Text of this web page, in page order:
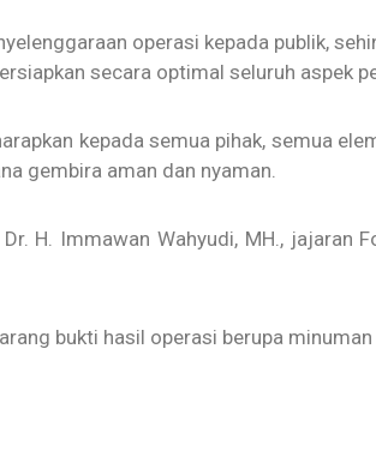
operasi kepada publik,
secara optimal seluruh aspek
kepada semua pihak, semua
gembira aman dan nyaman.
H. Immawan Wahyudi, MH., jajaran
bukti hasil operasi berupa